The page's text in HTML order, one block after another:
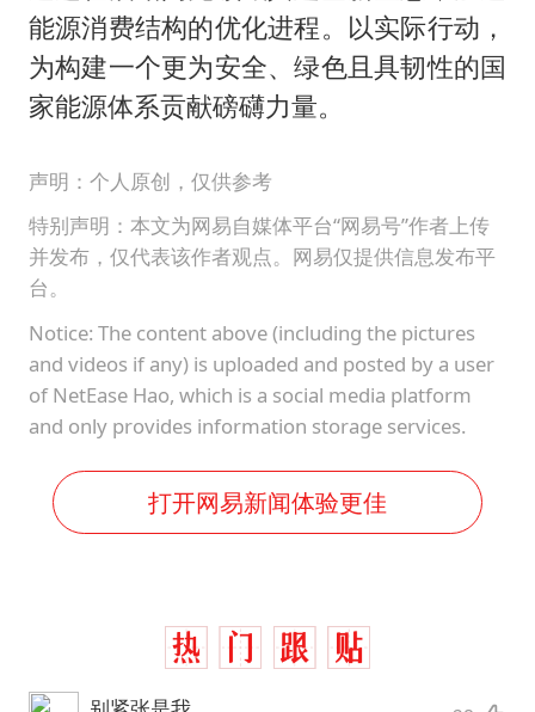
能源消费结构的优化进程。以实际行动，
为构建一个更为安全、绿色且具韧性的国
家能源体系贡献磅礴力量。
声明：个人原创，仅供参考
特别声明：本文为网易自媒体平台“网易号”作者上传
并发布，仅代表该作者观点。网易仅提供信息发布平
台。
Notice: The content above (including the pictures
and videos if any) is uploaded and posted by a user
of NetEase Hao, which is a social media platform
and only provides information storage services.
打开网易新闻体验更佳